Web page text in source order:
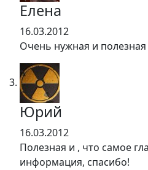
Елена
16.03.2012
Очень нужная и
Юрий
16.03.2012
Полезная и , что самое
информация, спасибо!